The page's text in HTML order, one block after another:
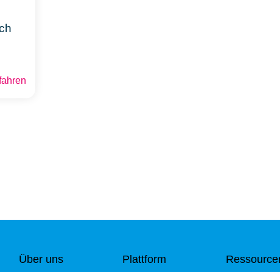
Über uns Plattform